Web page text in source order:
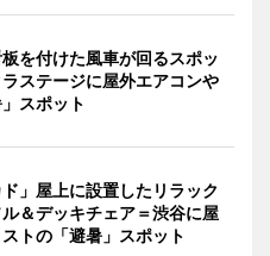
を付けた風車が回るスポッ
ラステージに屋外エアコンや
スポット
」屋上に設置したリラック
＆デッキチェア＝渋谷に屋
トの「避暑」スポット